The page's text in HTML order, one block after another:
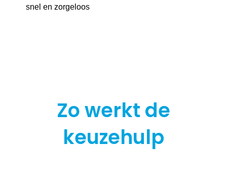
snel en zorgeloos
Zo werkt de
keuzehulp